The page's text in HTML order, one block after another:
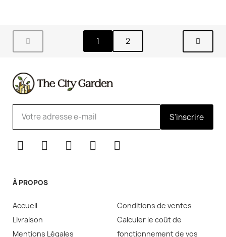
1 2
S'inscrire
À PROPOS
Accueil
Livraison
Mentions Légales
Conditions de ventes
Calculer le coût de
fonctionnement de vos